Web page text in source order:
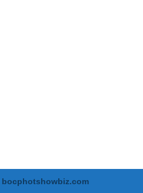
bocphotshowbiz.com